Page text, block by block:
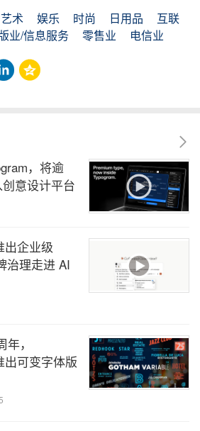
艺术 娱乐 时尚 日用品
互联
业/信息服务 零售业
电信业
，将逾
意设计平台
出企业级
治理走进 AI
，
出可变字体版